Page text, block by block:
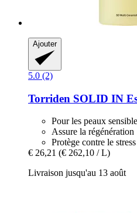
Ajouter
5.0 (2)
Torriden SOLID IN
Pour les peaux
Assure la régénération
Protège contre le
€ 26,21 (€ 262,10 / L)
Livraison jusqu'au 13 août